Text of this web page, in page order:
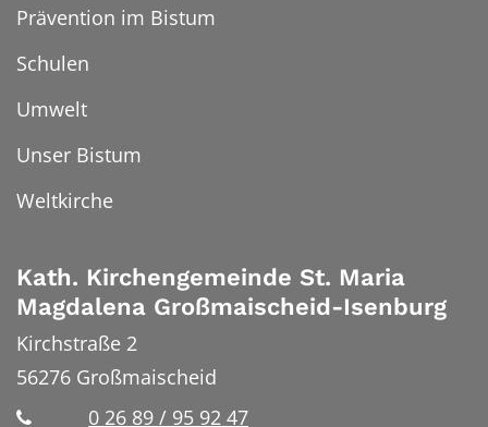
Prävention im Bistum
Schulen
Umwelt
Unser Bistum
Weltkirche
Kath. Kirchengemeinde St. Maria
Magdalena Großmaischeid-Isenburg
Kirchstraße 2
56276 Großmaischeid
0 26 89 / 95 92 47